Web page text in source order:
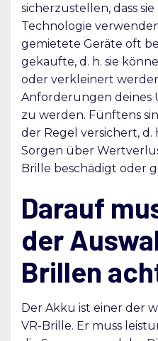
sicherzustellen, dass
Technologie
gemietete Geräte oft
gekaufte, d. h. sie
oder verkleinert
Anforderungen deines
zu werden. Fünftens
der Regel versichert, d.
Sorgen über
Brille beschädigt oder
Darauf
der
Brillen
Der Akku ist einer der
VR-Brille. Er muss